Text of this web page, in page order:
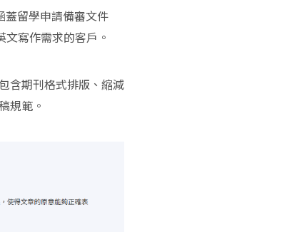
蓋留學申請備審文件
寫作需求的客戶。
含期刊格式排版、縮減
規範。